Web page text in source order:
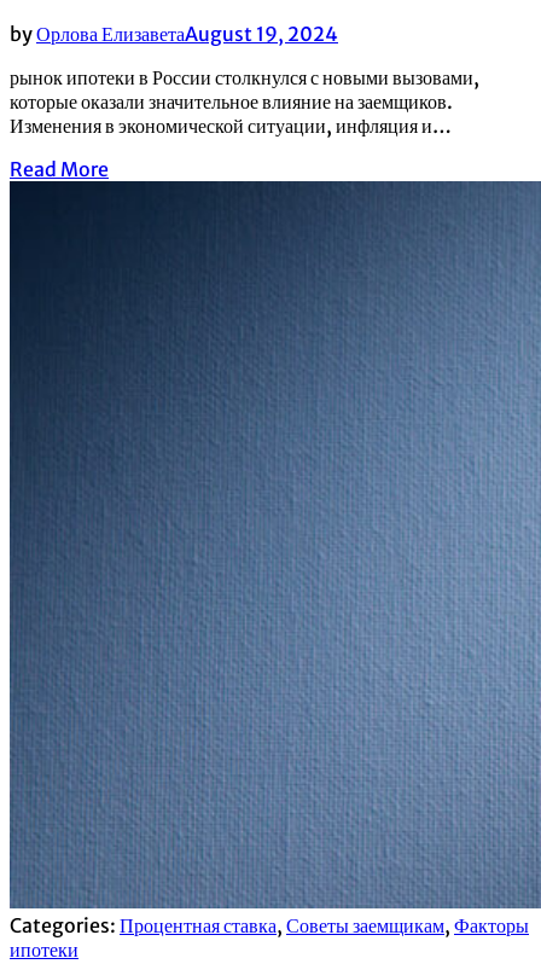
byОрлова ЕлизаветаAugust 19, 2024
рынок ипотеки в России столкнулся с новыми вызовами,
которые оказали значительное влияние на заемщиков.
Изменения в экономической ситуации, инфляция и…
Read More
Categories: Процентная ставка, Советы заемщикам, Факторы
ипотеки